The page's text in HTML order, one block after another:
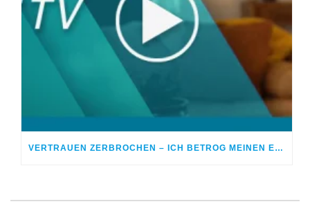
VERTRAUEN ZERBROCHEN – ICH BETROG MEINEN EHEPARTNER